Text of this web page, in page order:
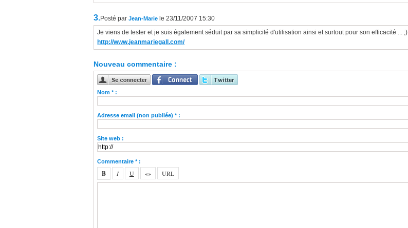
3.Posté par Jean-Marie le 23/11/2007 15:30
Je viens de tester et je suis également séduit par sa simplicité d'utilisation ainsi et surtout pour son efficacité ... ;)
http://www.jeanmariegall.com/
Nouveau commentaire :
Nom * :
Adresse email (non publiée) * :
Site web :
Commentaire * :